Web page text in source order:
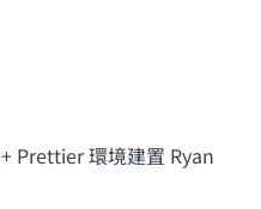
Prettier 環境建置 Ryan